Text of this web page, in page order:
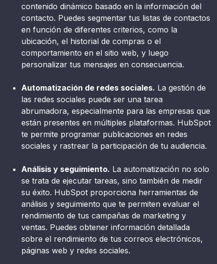
contenido dinámico basado en la información del
contacto. Puedes segmentar tus listas de contactos
en función de diferentes criterios, como la
ubicación, el historial de compras o el
comportamiento en el sitio web, y luego
personalizar tus mensajes en consecuencia.
Automatización de redes sociales. La gestión de
las redes sociales puede ser una tarea
abrumadora, especialmente para las empresas que
están presentes en múltiples plataformas. HubSpot
te permite programar publicaciones en redes
sociales y rastrear la participación de tu audiencia.
Análisis y seguimiento. La automatización no solo
se trata de ejecutar tareas, sino también de medir
su éxito. HubSpot proporciona herramientas de
análisis y seguimiento que te permiten evaluar el
rendimiento de tus campañas de marketing y
ventas. Puedes obtener información detallada
sobre el rendimiento de tus correos electrónicos,
páginas web y redes sociales.